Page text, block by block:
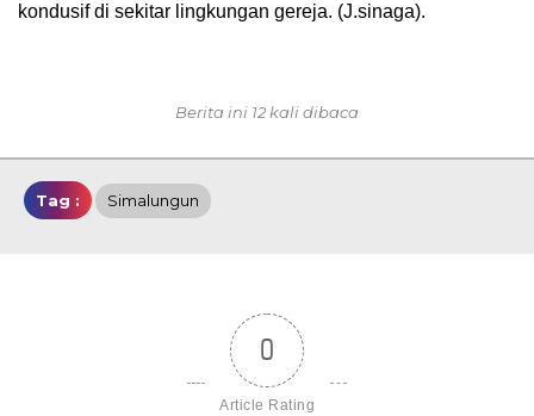
kondusif di sekitar lingkungan gereja. (J.sinaga).
Berita ini 12 kali dibaca
Tag : Simalungun
0
Article Rating